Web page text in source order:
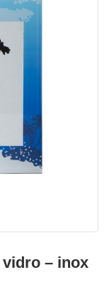
vidro – inox